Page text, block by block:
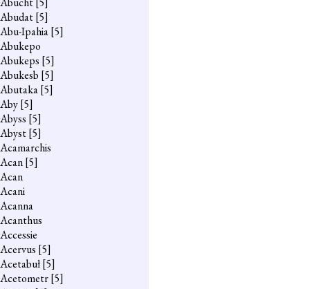
Abudat[5]
Abu-Ipahia[5]
Abukepo
Abukeps [5]
Abukesb [5]
Abutaka[5]
Aby[5]
Abyss [5]
Abyst[5]
Acamarchis
Acan[5]
Acan
Acani
Acanna
Acanthus
Accessie
Acervus [5]
Acetabuł[5]
Acetometr[5]